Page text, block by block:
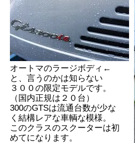
オートマのラージボディ←
と、言うのかは知らない
３００の限定モデルです。
（国内正規は２０台）
300のGTSは流通台数が少な
く結構レアな車輌な模様。
このクラスのスクーターは初
めてになります。